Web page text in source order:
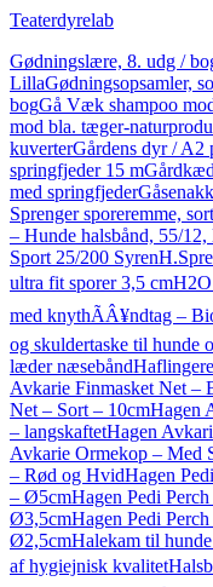
Teaterdyrelab
Gødningslære, 8. udg /
LillaGødningsopsamler,
bogGå Væk shampoo
mod bla. tæger-
kuverterGårdens dyr / A2
springfjeder 15 m
med springfjeder
Sprenger sporeremme, sort
– Hunde halsbånd, 55/12,
Sport 25/200 Syren
ultra fit sporer 3,5 cmH2O
med knythÃÂ¥ndtag –
og skuldertaske til hunde
læder næsebånd
Avkarie Finmasket Net –
Net – Sort – 10cmHagen
– langskaftetHagen
Avkarie Ormekop – Med
– Rød og HvidHagen
– Ø5cmHagen Pedi
Ø3,5cmHagen Pedi
Ø2,5cmHalekam til
af hygiejnisk kvalitet